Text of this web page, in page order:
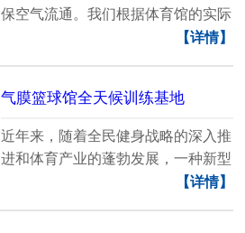
保空气流通。我们根据体育馆的实际
【详情】
气膜篮球馆全天候训练基地
近年来，随着全民健身战略的深入推
进和体育产业的蓬勃发展，一种新型
【详情】